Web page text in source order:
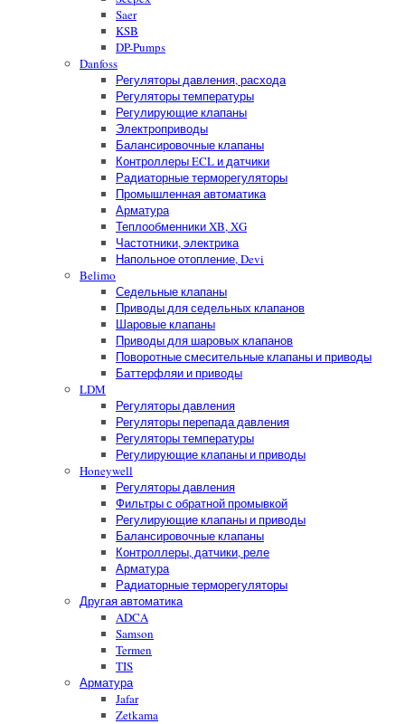
Saer
KSB
DP-Pumps
Danfoss
Регуляторы давления, расхода
Регуляторы температуры
Регулирующие клапаны
Электроприводы
Балансировочные клапаны
Контроллеры ECL и датчики
Радиаторные терморегуляторы
Промышленная автоматика
Арматура
Теплообменники XB, XG
Частотники, электрика
Напольное отопление, Devi
Belimo
Седельные клапаны
Приводы для седельных клапанов
Шаровые клапаны
Приводы для шаровых клапанов
Поворотные смесительные клапаны и приводы
Баттерфляи и приводы
LDM
Регуляторы давления
Регуляторы перепада давления
Регуляторы температуры
Регулирующие клапаны и приводы
Honeywell
Регуляторы давления
Фильтры с обратной промывкой
Регулирующие клапаны и приводы
Балансировочные клапаны
Контроллеры, датчики, реле
Арматура
Радиаторные терморегуляторы
Другая автоматика
ADCA
Samson
Termen
TIS
Арматура
Jafar
Zetkama